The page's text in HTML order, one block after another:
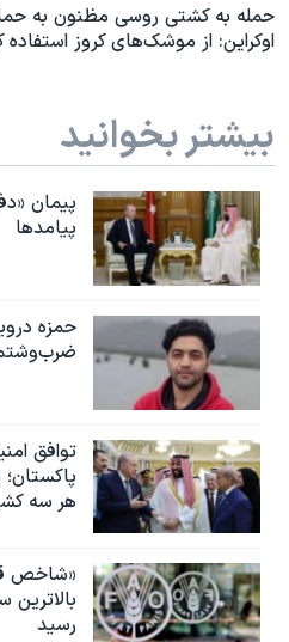
حمله به کشتی روسی مظنون به حمل
اوکراین: از موشک‌های کروز استفاده
بیشتر بخوانید
پیمان
پیامدها
حمزه
توافق
هر سه
«شاخص
رسید